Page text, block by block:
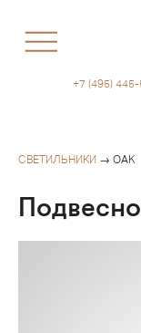
+7 (495)
СВЕТИЛЬНИКИ → OAK